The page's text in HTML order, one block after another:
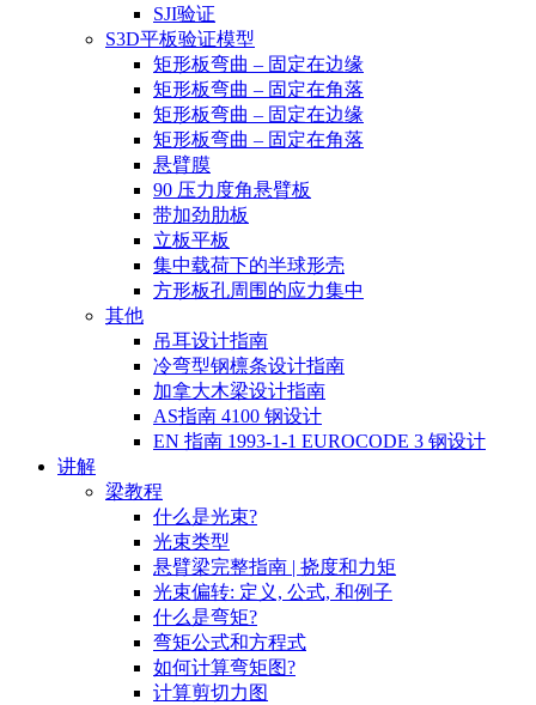
SJI验证
S3D平板验证模型
矩形板弯曲 – 固定在边缘
矩形板弯曲 – 固定在角落
矩形板弯曲 – 固定在边缘
矩形板弯曲 – 固定在角落
悬臂膜
90 压力度角悬臂板
带加劲肋板
立板平板
集中载荷下的半球形壳
方形板孔周围的应力集中
其他
吊耳设计指南
冷弯型钢檩条设计指南
加拿大木梁设计指南
AS指南 4100 钢设计
EN 指南 1993-1-1 EUROCODE 3 钢设计
讲解
梁教程
什么是光束?
光束类型
悬臂梁完整指南 | 挠度和力矩
光束偏转: 定义, 公式, 和例子
什么是弯矩?
弯矩公式和方程式
如何计算弯矩图?
计算剪切力图